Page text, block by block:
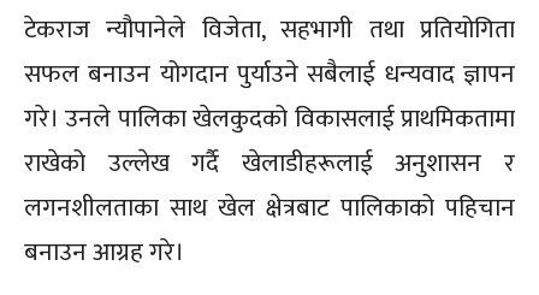
टेकराज न्यौपानेले विजेता, सहभागी तथा प्रतियोगिता
सफल बनाउन योगदान पुर्याउने सबैलाई धन्यवाद ज्ञापन
गरे। उनले पालिका खेलकुदको विकासलाई प्राथमिकतामा
राखेको उल्लेख गर्दै खेलाडीहरूलाई अनुशासन र
लगनशीलताका साथ खेल क्षेत्रबाट पालिकाको पहिचान
बनाउन आग्रह गरे।